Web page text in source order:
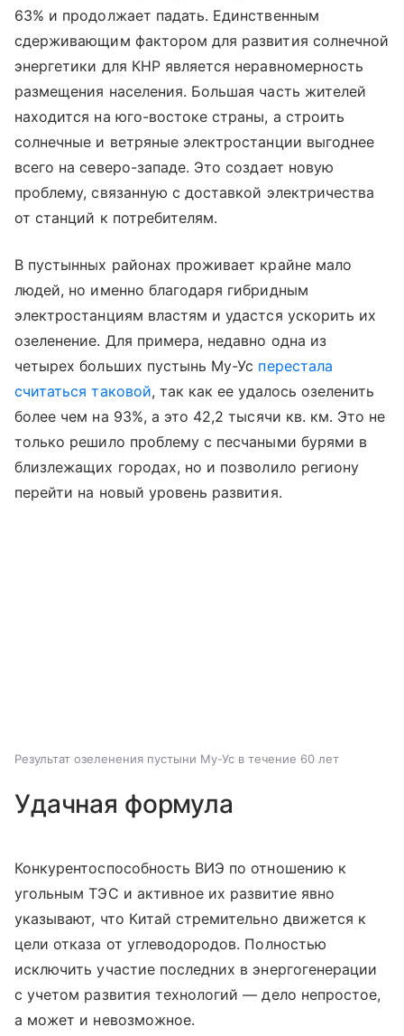
63% и продолжает падать. Единственным
сдерживающим фактором для развития солнечной
энергетики для КНР является неравномерность
размещения населения. Большая часть жителей
находится на юго-востоке страны, а строить
солнечные и ветряные электростанции выгоднее
всего на северо-западе. Это создает новую
проблему, связанную с доставкой электричества
от станций к потребителям.
В пустынных районах проживает крайне мало
людей, но именно благодаря гибридным
электростанциям властям и удастся ускорить их
озеленение. Для примера, недавно одна из
четырех больших пустынь Му-Ус перестала
считаться таковой, так как ее удалось озеленить
более чем на 93%, а это 42,2 тысячи кв. км. Это не
только решило проблему с песчаными бурями в
близлежащих городах, но и позволило региону
перейти на новый уровень развития.
Результат озеленения пустыни Му-Ус в течение 60 лет
Удачная формула
Конкурентоспособность ВИЭ по отношению к
угольным ТЭС и активное их развитие явно
указывают, что Китай стремительно движется к
цели отказа от углеводородов. Полностью
исключить участие последних в энергогенерации
с учетом развития технологий — дело непростое,
а может и невозможное.